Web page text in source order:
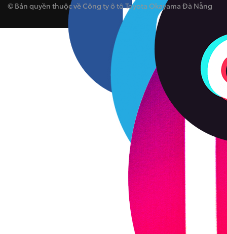
© Bản quyền thuộc về Công ty ô tô Toyota Okayama Đà Nẵng